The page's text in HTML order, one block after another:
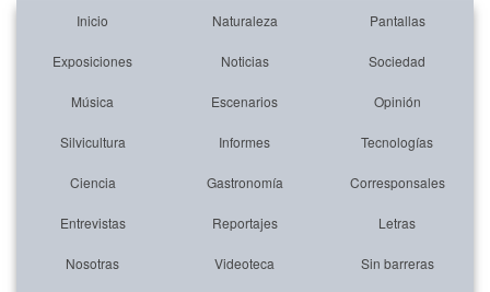
Inicio Naturaleza Pantallas
Exposiciones Noticias Sociedad
Música Escenarios Opinión
Silvicultura Informes Tecnologías
Ciencia Gastronomía Corresponsales
Entrevistas Reportajes Letras
Nosotras Videoteca Sin barreras